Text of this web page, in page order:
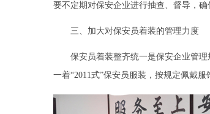
要不定期对保安企业进行抽查、督导，
三、加大对保安员着装的管理力度
保安员着装整齐统一是保安企业管
一着“2011式”保安员服装，按规定佩戴